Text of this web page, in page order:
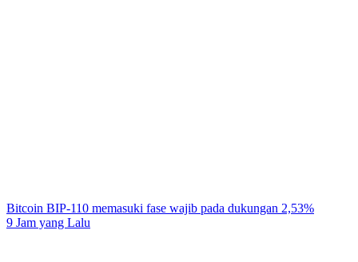
Bitcoin BIP-110 memasuki fase wajib pada dukungan 2,53%
9 Jam yang Lalu